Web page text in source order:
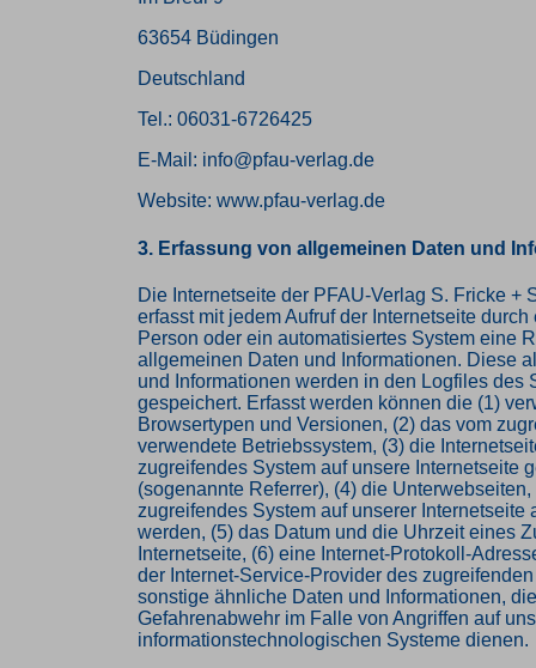
63654 Büdingen
Deutschland
Tel.: 06031-6726425
E-Mail: info@pfau-verlag.de
Website: www.pfau-verlag.de
3. Erfassung von allgemeinen Daten und
Die Internetseite der PFAU-Verlag S. Fricke +
erfasst mit jedem Aufruf der Internetseite durch
Person oder ein automatisiertes System eine
allgemeinen Daten und Informationen. Diese
und Informationen werden in den Logfiles des
gespeichert. Erfasst werden können die (1)
Browsertypen und Versionen, (2) das vom
verwendete Betriebssystem, (3) die
zugreifendes System auf unsere Internetseite
(sogenannte Referrer), (4) die
zugreifendes System auf unserer Internetseite
werden, (5) das Datum und die Uhrzeit eines
Internetseite, (6) eine Internet-Protokoll-
der Internet-Service-Provider des
sonstige ähnliche Daten und Informationen,
Gefahrenabwehr im Falle von Angriffen auf
informationstechnologischen Systeme dienen.